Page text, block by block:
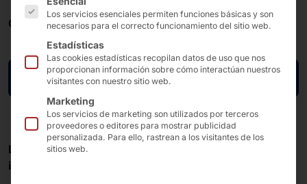
Organizador:EuroShop
Ir a la página de la feria
La feria de tecnología para el comercio minorista más
importante de Europa.
Los servicios esenciales permiten funciones básicas y son
necesarios para el correcto funcionamiento del sitio web.
Estadísticas
Las cookies estadísticas recopilan datos de uso que nos
proporcionan información sobre cómo interactúan nuestros
visitantes con nuestro sitio web.
Marketing
Los servicios de marketing son utilizados por terceros
proveedores o editores para mostrar publicidad
personalizada. Para ello, rastrean a los visitantes de los
sitios web.